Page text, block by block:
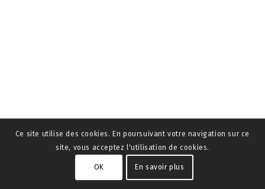
Ce site utilise des cookies. En poursuivant votre navigation sur ce
site, vous acceptez l'utilisation de cookies.
OK En savoir plus